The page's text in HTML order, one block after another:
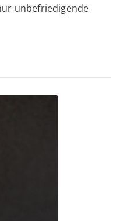
unbefriedigende